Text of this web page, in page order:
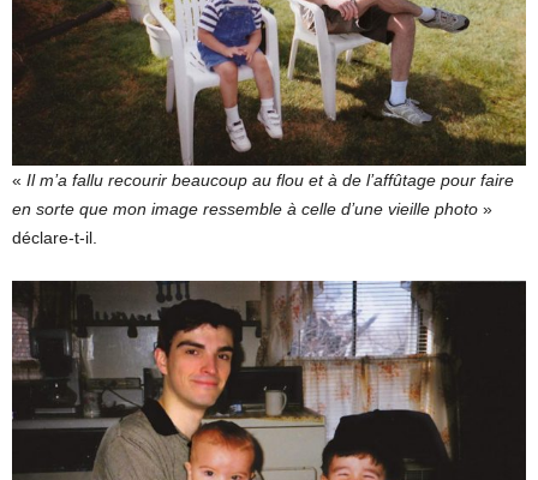
« Il m’a fallu recourir beaucoup au flou et à de l’affûtage pour faire
en sorte que mon image ressemble à celle d’une vieille photo »
déclare-t-il.